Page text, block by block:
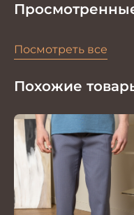
Посмотреть все
Похожие